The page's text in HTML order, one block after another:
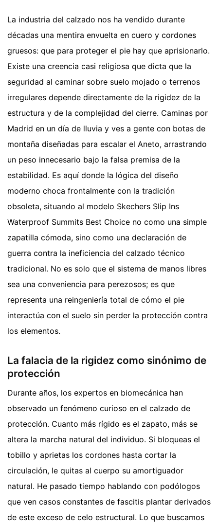
La industria del calzado nos ha vendido durante
décadas una mentira envuelta en cuero y cordones
gruesos: que para proteger el pie hay que aprisionarlo.
Existe una creencia casi religiosa que dicta que la
seguridad al caminar sobre suelo mojado o terrenos
irregulares depende directamente de la rigidez de la
estructura y de la complejidad del cierre. Caminas por
Madrid en un día de lluvia y ves a gente con botas de
montaña diseñadas para escalar el Aneto, arrastrando
un peso innecesario bajo la falsa premisa de la
estabilidad. Es aquí donde la lógica del diseño
moderno choca frontalmente con la tradición
obsoleta, situando al modelo Skechers Slip Ins
Waterproof Summits Best Choice no como una simple
zapatilla cómoda, sino como una declaración de
guerra contra la ineficiencia del calzado técnico
tradicional. No es solo que el sistema de manos libres
sea una conveniencia para perezosos; es que
representa una reingeniería total de cómo el pie
interactúa con el suelo sin perder la protección contra
los elementos.
La falacia de la rigidez como sinónimo de
protección
Durante años, los expertos en biomecánica han
observado un fenómeno curioso en el calzado de
protección. Cuanto más rígido es el zapato, más se
altera la marcha natural del individuo. Si bloqueas el
tobillo y aprietas los cordones hasta cortar la
circulación, le quitas al cuerpo su amortiguador
natural. He pasado tiempo hablando con podólogos
que ven casos constantes de fascitis plantar derivados
de este exceso de celo estructural. Lo que buscamos